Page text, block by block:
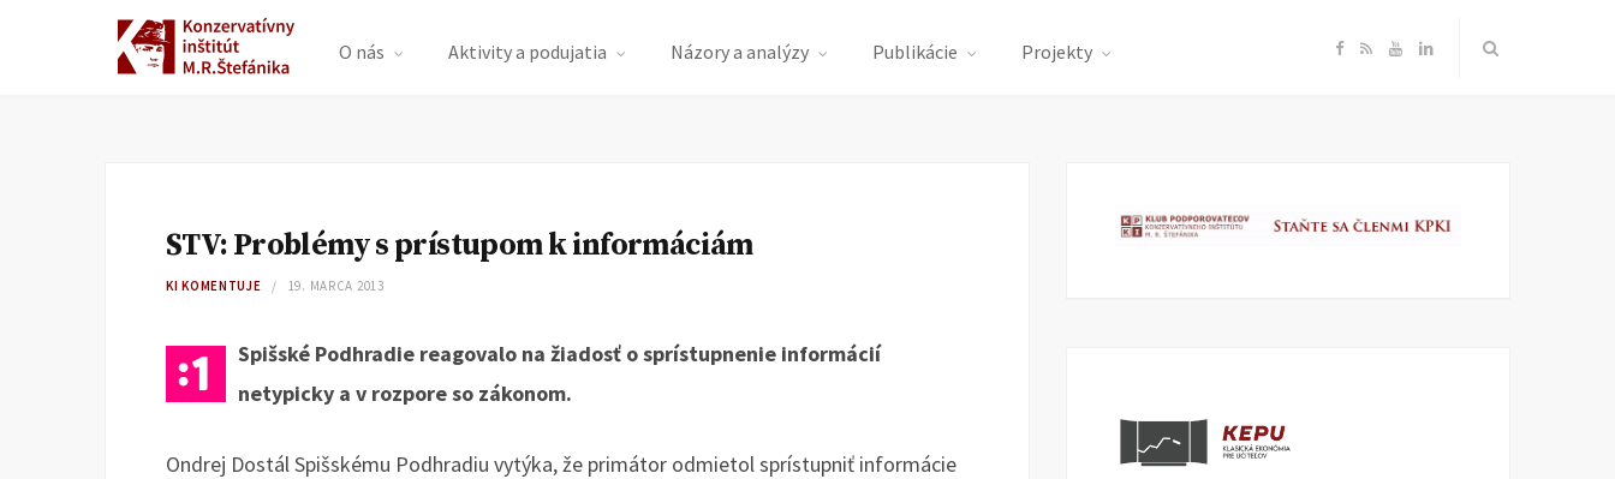
O nás Aktivity a podujatia Názory a analýzy Publikácie Projekty F
e
R Y
T
L
k
STV: Problémy s prístupom k informáciám
KI KOMENTUJE 19. MARCA 2013
Spišské Podhradie reagovalo na žiadosť o sprístupnenie informácií
netypicky a v rozpore so zákonom.
Ondrej Dostál Spišskému Podhradiu vytýka, že primátor odmietol sprístupniť informácie